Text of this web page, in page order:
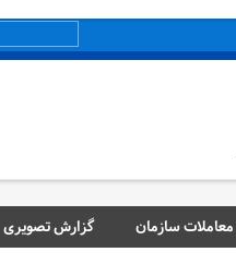
معاملات سازمان گزارش تصویری